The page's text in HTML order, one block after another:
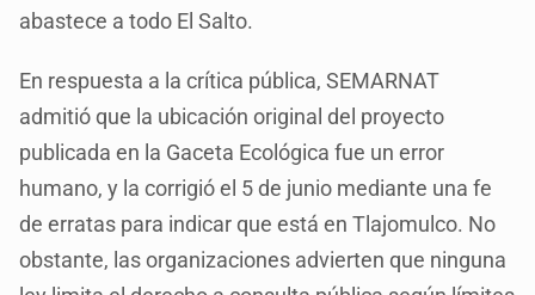
abastece a todo El Salto.
En respuesta a la crítica pública, SEMARNAT
admitió que la ubicación original del proyecto
publicada en la Gaceta Ecológica fue un error
humano, y la corrigió el 5 de junio mediante una fe
de erratas para indicar que está en Tlajomulco. No
obstante, las organizaciones advierten que ninguna